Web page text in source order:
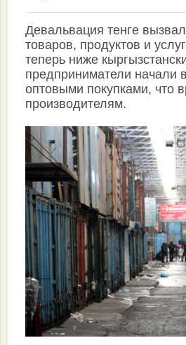
Девальвация тенге
товаров, продуктов и
теперь ниже
предприниматели начали
оптовыми покупками, что
производителям.